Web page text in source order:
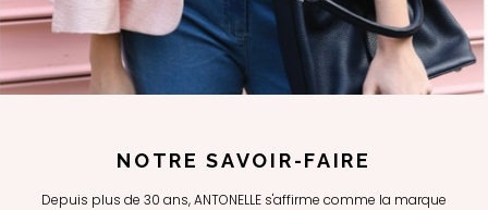
NOTRE SAVOIR-FAIRE
Depuis plus de 30 ans, ANTONELLE s'affirme comme la marque